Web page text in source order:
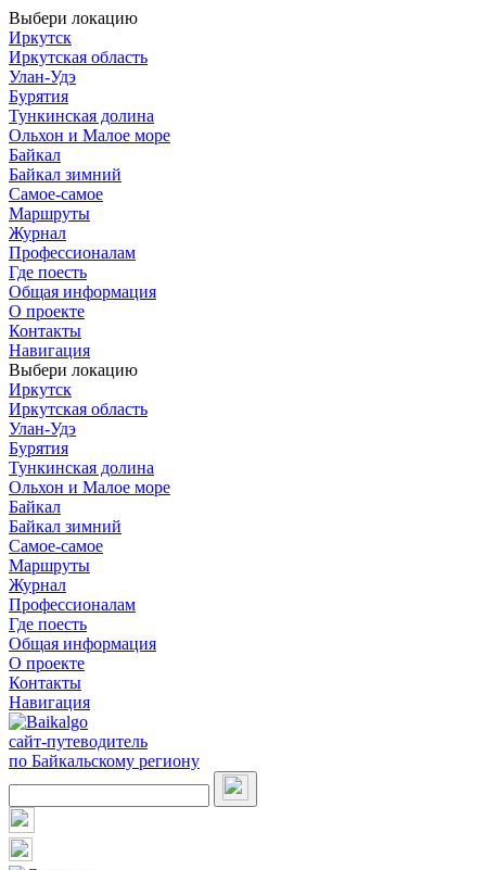
Выбери локацию
Иркутск
Иркутская область
Улан-Удэ
Бурятия
Тункинская долина
Ольхон и Малое море
Байкал
Байкал зимний
Самое-самое
Маршруты
Журнал
Профессионалам
Где поесть
Общая информация
О проекте
Контакты
Навигация
Выбери локацию
Иркутск
Иркутская область
Улан-Удэ
Бурятия
Тункинская долина
Ольхон и Малое море
Байкал
Байкал зимний
Самое-самое
Маршруты
Журнал
Профессионалам
Где поесть
Общая информация
О проекте
Контакты
Навигация
сайт-путеводитель
по Байкальскому региону